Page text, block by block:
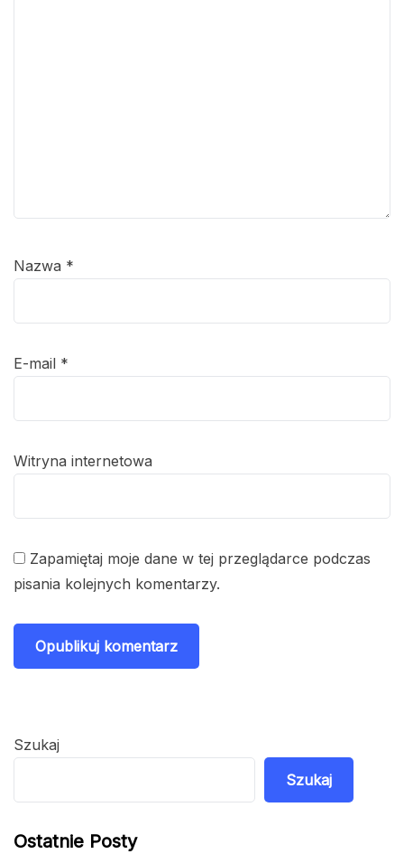
Nazwa *
E-mail *
Witryna internetowa
Zapamiętaj moje dane w tej przeglądarce podczas
pisania kolejnych komentarzy.
Szukaj
Szukaj
Ostatnie Posty